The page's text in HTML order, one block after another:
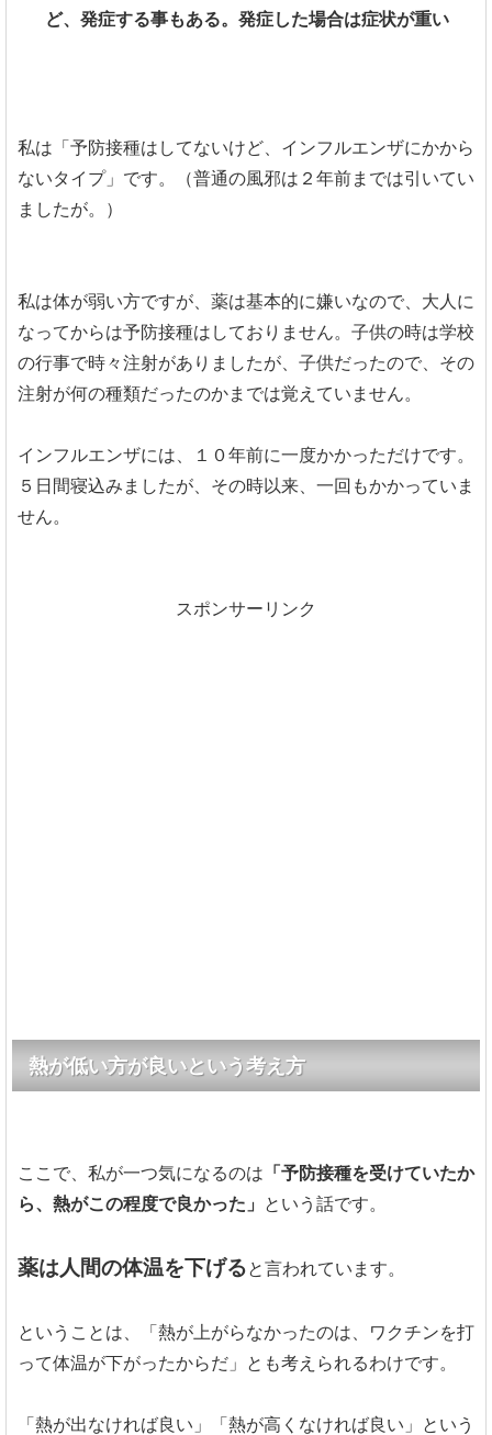
ど、発症する事もある。発症した場合は症状が重い
私は「予防接種はしてないけど、インフルエンザにかから
ないタイプ」です。（普通の風邪は２年前までは引いてい
ましたが。）
私は体が弱い方ですが、薬は基本的に嫌いなので、大人に
なってからは予防接種はしておりません。子供の時は学校
の行事で時々注射がありましたが、子供だったので、その
注射が何の種類だったのかまでは覚えていません。
インフルエンザには、１０年前に一度かかっただけです。
５日間寝込みましたが、その時以来、一回もかかっていま
せん。
スポンサーリンク
熱が低い方が良いという考え方
ここで、私が一つ気になるのは 「予防接種を受けていたか
ら、熱がこの程度で良かった」 という話です。
薬は人間の体温を下げると言われています。
ということは、「熱が上がらなかったのは、ワクチンを打
って体温が下がったからだ」とも考えられるわけです。
「熱が出なければ良い」「熱が高くなければ良い」という